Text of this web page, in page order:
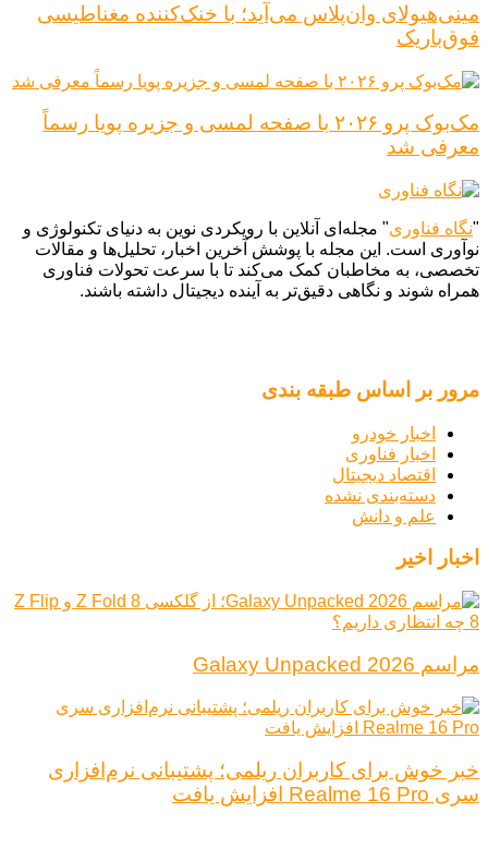
مینی‌هیولای وان‌پلاس می‌آید؛ با خنک‌کننده مغناطیسی
فوق‌باریک
مک‌بوک پرو ۲۰۲۶ با صفحه لمسی و جزیره پویا رسماً
معرفی شد
"نگاه فناوری" مجله‌ای آنلاین با رویکردی نوین به دنیای تکنولوژی و
نوآوری است. این مجله با پوشش آخرین اخبار، تحلیل‌ها و مقالات
تخصصی، به مخاطبان کمک می‌کند تا با سرعت تحولات فناوری
همراه شوند و نگاهی دقیق‌تر به آینده دیجیتال داشته باشند.
مرور بر اساس طبقه بندی
اخبار خودرو
اخبار فناوری
اقتصاد دیجیتال
دسته‌بندی نشده
علم و دانش
اخبار اخیر
مراسم Galaxy Unpacked 2026
خبر خوش برای کاربران ریلمی؛ پشتیبانی نرم‌افزاری
سری Realme 16 Pro افزایش یافت